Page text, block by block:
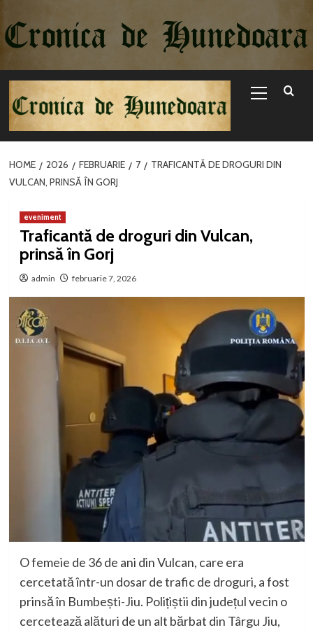
la
conținut
Menu
HOME 2026 FEBRUARIE 7
TRAFICANTĂ DE DROGURI DIN
VULCAN, PRINSĂ ÎN GORJ
eveniment
Traficantă de droguri din Vulcan,
prinsă în Gorj
admin februarie 7, 2026
O femeie de 36 de ani din Vulcan, care era
cercetată într-un dosar de trafic de droguri, a fost
prinsă în Bumbești-Jiu. Polițiștii din județul vecin o
cercetează alături de un alt bărbat din Târgu Jiu,